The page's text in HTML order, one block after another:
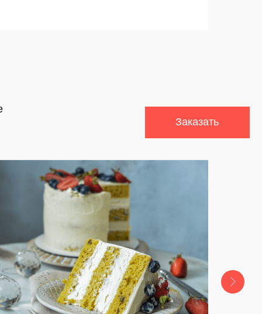
Доставка и Оплата